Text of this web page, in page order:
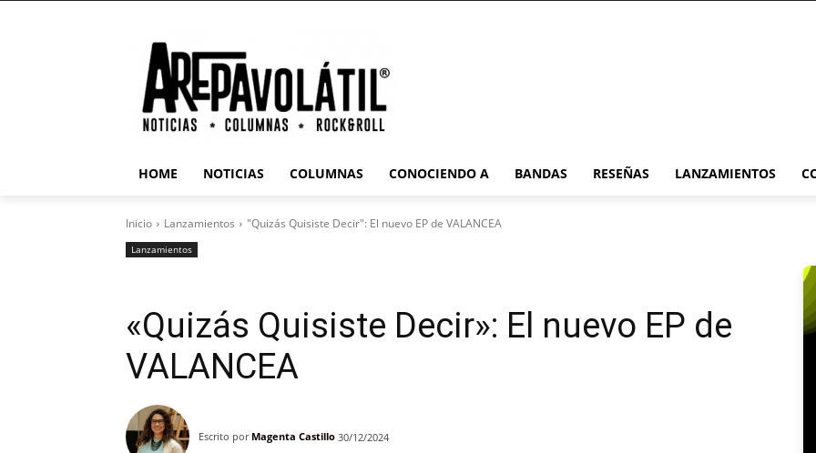
HOME NOTICIAS COLUMNAS CONOCIENDO A BANDAS RESEÑAS LANZAMIENTOS
Inicio Lanzamientos "Quizás Quisiste Decir": El nuevo EP de VALANCEA
Lanzamientos
«Quizás Quisiste Decir»: El nuevo EP de
VALANCEA
Escrito por Magenta Castillo 30/12/2024